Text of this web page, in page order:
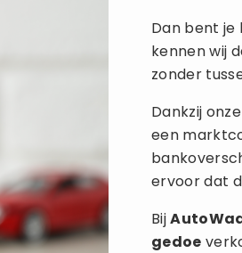
Dan bent je
kennen wij
zonder
Dankzij
een
ervoor dat
Bij
gedoe